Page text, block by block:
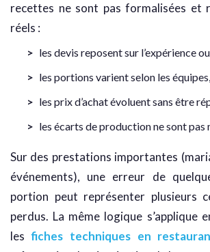
recettes ne sont pas formalisées et
réels :
les devis reposent sur l’expérience
les portions varient selon les équipes,
les prix d’achat évoluent sans être
les écarts de production ne sont pas
Sur des prestations importantes
événements), une erreur de
portion peut représenter plusieurs
perdus. La même logique s’applique
lesfiches techniques en